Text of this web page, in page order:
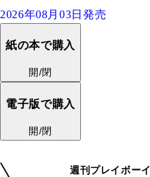
2026年08月03日発売
紙の本で購入
開/閉
電子版で購入
開/閉
週刊プレイボー